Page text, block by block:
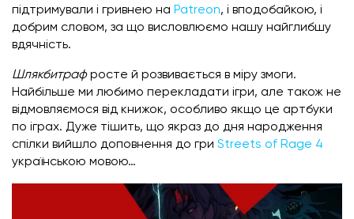
підтримували і гривнею на Patreon, і вподобайкою, і
добрим словом, за що висловлюємо нашу найглибшу
вдячність.
Шлякбитрафросте й розвивається в міру змоги.
Найбільше ми любимо перекладати ігри, але також не
відмовляємося від книжок, особливо якщо це артбуки
по іграх. Дуже тішить, що якраз до дня народження
спілки вийшло доповнення до гри Streets of Rage 4
українською мовою…